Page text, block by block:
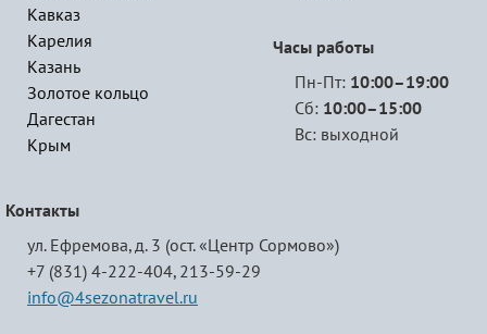
Кавказ
Карелия
Казань
Золотое кольцо
Дагестан
Крым
Часы работы
Пн-Пт: 10:00–19:00
Сб: 10:00–15:00
Вс: выходной
Контакты
ул. Ефремова, д. 3 (ост. «Центр Сормово»)
+7 (831) 4-222-404, 213-59-29
info@4sezonatravel.ru